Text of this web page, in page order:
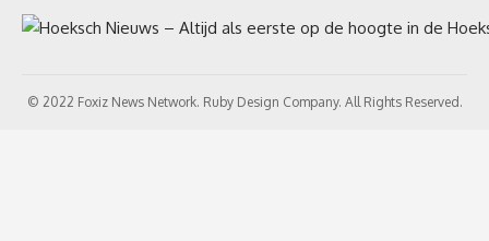
© 2022 Foxiz News Network. Ruby Design Company. All Rights Reserved.